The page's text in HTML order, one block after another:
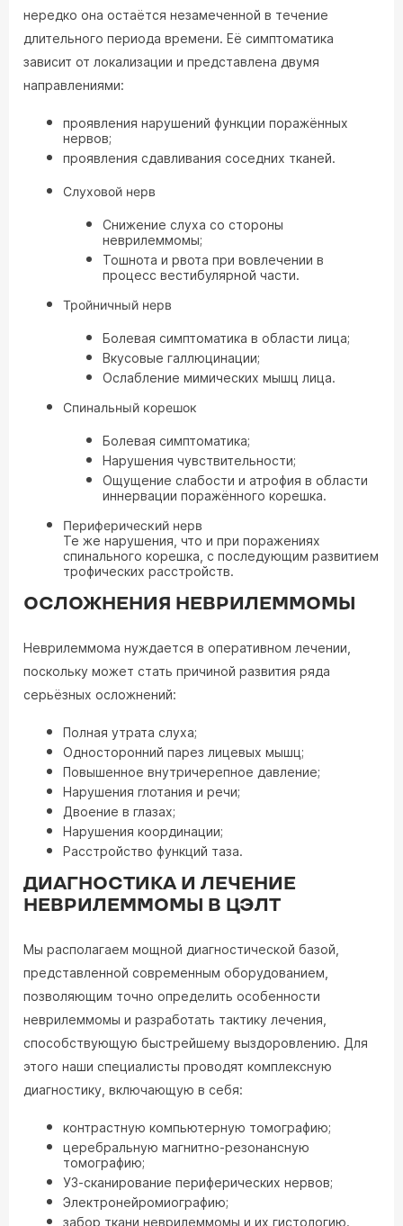
нередко она остаётся незамеченной в течение
длительного периода времени. Её симптоматика
зависит от локализации и представлена двумя
направлениями:
проявления нарушений функции поражённых
нервов;
проявления сдавливания соседних тканей.
Слуховой нерв
Снижение слуха со стороны
неврилеммомы;
Тошнота и рвота при вовлечении в
процесс вестибулярной части.
Тройничный нерв
Болевая симптоматика в области лица;
Вкусовые галлюцинации;
Ослабление мимических мышц лица.
Спинальный корешок
Болевая симптоматика;
Нарушения чувствительности;
Ощущение слабости и атрофия в области
иннервации поражённого корешка.
Периферический нерв
Те же нарушения, что и при поражениях
спинального корешка, с последующим развитием
трофических расстройств.
ОСЛОЖНЕНИЯ НЕВРИЛЕММОМЫ
Неврилеммома нуждается в оперативном лечении,
поскольку может стать причиной развития ряда
серьёзных осложнений:
Полная утрата слуха;
Односторонний парез лицевых мышц;
Повышенное внутричерепное давление;
Нарушения глотания и речи;
Двоение в глазах;
Нарушения координации;
Расстройство функций таза.
ДИАГНОСТИКА И ЛЕЧЕНИЕ
НЕВРИЛЕММОМЫ В ЦЭЛТ
Мы располагаем мощной диагностической базой,
представленной современным оборудованием,
позволяющим точно определить особенности
неврилеммомы и разработать тактику лечения,
способствующую быстрейшему выздоровлению. Для
этого наши специалисты проводят комплексную
диагностику, включающую в себя:
контрастную компьютерную томографию;
церебральную магнитно-резонансную
томографию;
УЗ-сканирование периферических нервов;
Электронейромиографию;
забор ткани неврилеммомы и их гистологию.